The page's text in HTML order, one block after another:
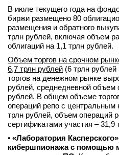
В июле текущего года на
биржи размещено 80
размещения и обратного
трлн рублей, включая объем
облигаций на 1,1 трлн рублей.
Объем торгов на срочном
6,7 трлн рублей (6 трлн
торгов на денежном рынке
рублей, среднедневной объем
рублей. В общем объеме
операций репо с центральным
трлн рублей, объем операций
сертификатами участия – 31,9
• «Лаборатория
кибершпионажа с помощью